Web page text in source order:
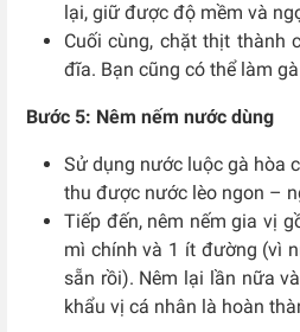
lại, giữ được độ mềm và
Cuối cùng, chặt thịt thành
đĩa. Bạn cũng có thể làm
Bước 5: Nêm nếm nước dùng
Sử dụng nước luộc gà hòa
thu được nước lèo ngon –
Tiếp đến, nêm nếm gia vị
mì chính và 1 ít đường (vì
sẵn rồi). Nêm lại lần nữa
khẩu vị cá nhân là hoàn